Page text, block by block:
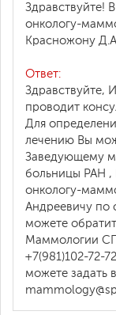
Здравствуйте!
онкологу-
Красножону Д.А.
Ответ:
Здравствуйте,
проводит
Для
лечению Вы
Заведующему
больницы РАН ,
онкологу-
Андреевичу по
можете
Маммологии
+7(981)102-72-
можете задать